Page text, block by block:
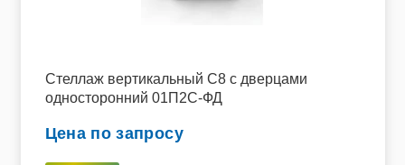
Стеллаж вертикальный C8 с дверцами
односторонний 01П2С-ФД
Цена по запросу